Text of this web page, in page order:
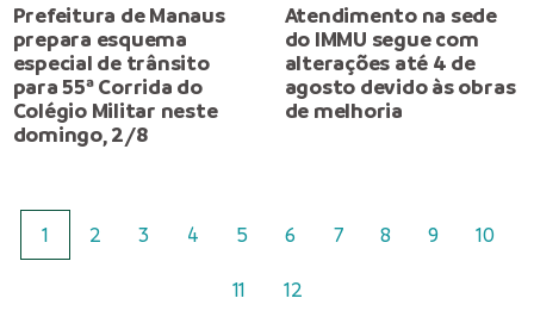
Prefeitura de Manaus
prepara esquema
especial de trânsito
para 55ª Corrida do
Colégio Militar neste
domingo, 2/8
Atendimento na sede
do IMMU segue com
alterações até 4 de
agosto devido às obras
de melhoria
1 2 3 4 5 6 7 8 9 10
11 12